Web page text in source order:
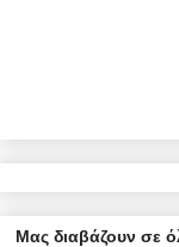
Μας διαβάζουν σε